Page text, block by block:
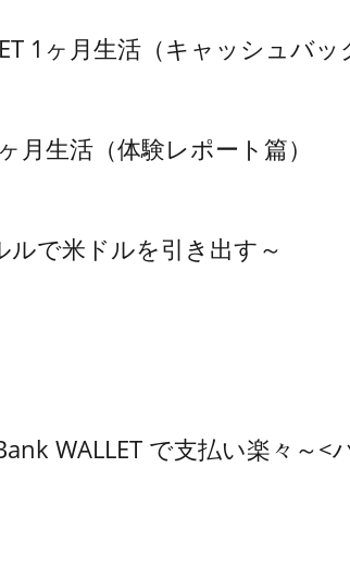
1ヶ月生活（キャッシュバッ
月生活（体験レポート篇）
で米ドルを引き出す～
WALLET で支払い楽々～<